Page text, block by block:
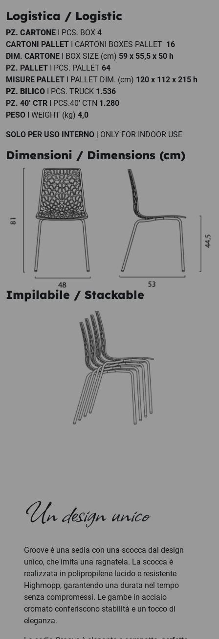
Logistica / Logistic
PZ. CARTONE I PCS. BOX 4
CARTONI PALLET I CARTONI BOXES PALLET 16
DIM. CARTONE I BOX SIZE (cm) 59 x 55,5 x 50 h
PZ. PALLET I PCS. PALLET 64
MISURE PALLET I PALLET DIM. (cm) 120 x 112 x 215 h
PZ. BILICO I PCS. TRUCK 1.536
PZ. 40’ CTR I PCS.40’ CTN 1.280
PESO I WEIGHT (kg) 4,0
SOLO PER USO INTERNO | ONLY FOR INDOOR USE
Dimensioni / Dimensions (cm)
Impilabile / Stackable
Un design unico
Groove è una sedia con una scocca dal design
unico, che imita una ragnatela. La scocca è
realizzata in polipropilene lucido e resistente
Highmopp, garantendo una durata nel tempo
senza compromessi. Le gambe in acciaio
cromato conferiscono stabilità e un tocco di
eleganza.